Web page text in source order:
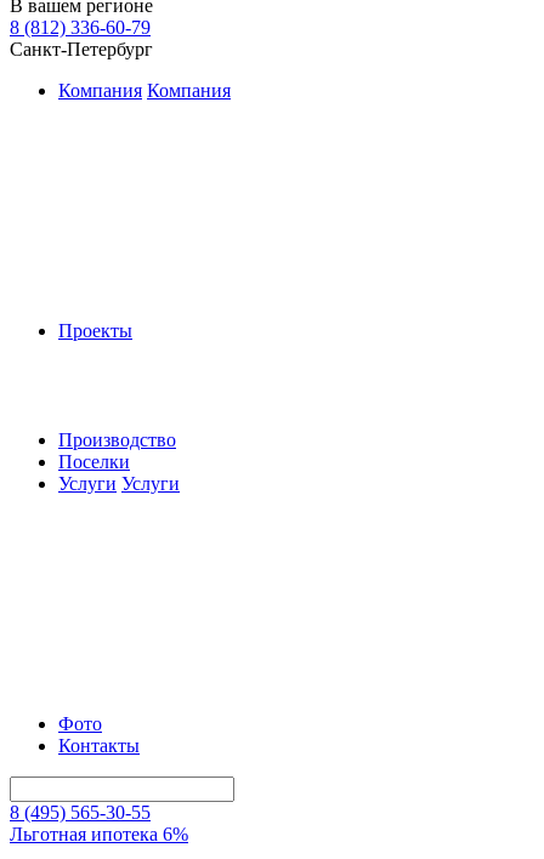
В вашем регионе
8 (812) 336-60-79
Санкт-Петербург
Компания Компания
Проекты
Производство
Поселки
Услуги Услуги
Фото
Контакты
8 (495) 565-30-55
Льготная ипотека 6%